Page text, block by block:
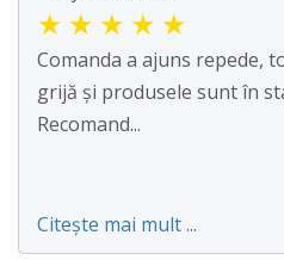
★ ★ ★ ★ ★
Comanda a ajuns repede,
grijă și produsele sunt în
Recomand...
Citește mai mult ...